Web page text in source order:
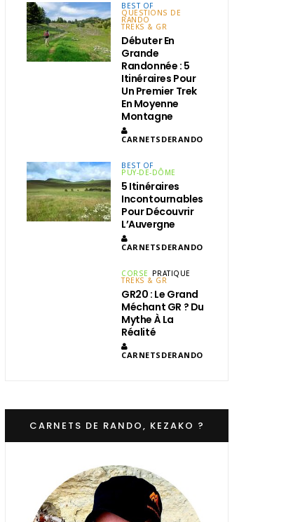
BEST OF
QUESTIONS DE
RANDO
TREKS & GR
Débuter En
Grande
Randonnée : 5
Itinéraires Pour
Un Premier Trek
En Moyenne
Montagne
CARNETSDERANDO
BEST OF
PUY-DE-DÔME
5 Itinéraires
Incontournables
Pour Découvrir
L’Auvergne
CARNETSDERANDO
CORSE PRATIQUE
TREKS & GR
GR20 : Le Grand
Méchant GR ? Du
Mythe À La
Réalité
CARNETSDERANDO
CARNETS DE RANDO, KEZAKO ?